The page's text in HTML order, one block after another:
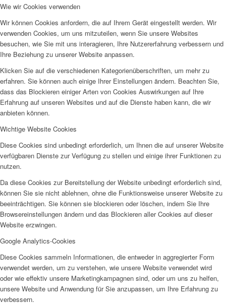
Wir als Arbeitgeberin
Mitglied werden
Ehrenamt
Jobs
Wie wir Cookies verwenden
Wir können Cookies anfordern, die auf Ihrem Gerät eingestellt werden. Wir
verwenden Cookies, um uns mitzuteilen, wenn Sie unsere Websites
besuchen, wie Sie mit uns interagieren, Ihre Nutzererfahrung verbessern und
Ihre Beziehung zu unserer Website anpassen.
Klicken Sie auf die verschiedenen Kategorienüberschriften, um mehr zu
erfahren. Sie können auch einige Ihrer Einstellungen ändern. Beachten Sie,
dass das Blockieren einiger Arten von Cookies Auswirkungen auf Ihre
Erfahrung auf unseren Websites und auf die Dienste haben kann, die wir
anbieten können.
Wichtige Website Cookies
Diese Cookies sind unbedingt erforderlich, um Ihnen die auf unserer Website
verfügbaren Dienste zur Verfügung zu stellen und einige ihrer Funktionen zu
nutzen.
Da diese Cookies zur Bereitstellung der Website unbedingt erforderlich sind,
können Sie sie nicht ablehnen, ohne die Funktionsweise unserer Website zu
beeinträchtigen. Sie können sie blockieren oder löschen, indem Sie Ihre
Browsereinstellungen ändern und das Blockieren aller Cookies auf dieser
Website erzwingen.
Google Analytics-Cookies
Diese Cookies sammeln Informationen, die entweder in aggregierter Form
verwendet werden, um zu verstehen, wie unsere Website verwendet wird
oder wie effektiv unsere Marketingkampagnen sind, oder um uns zu helfen,
unsere Website und Anwendung für Sie anzupassen, um Ihre Erfahrung zu
verbessern.